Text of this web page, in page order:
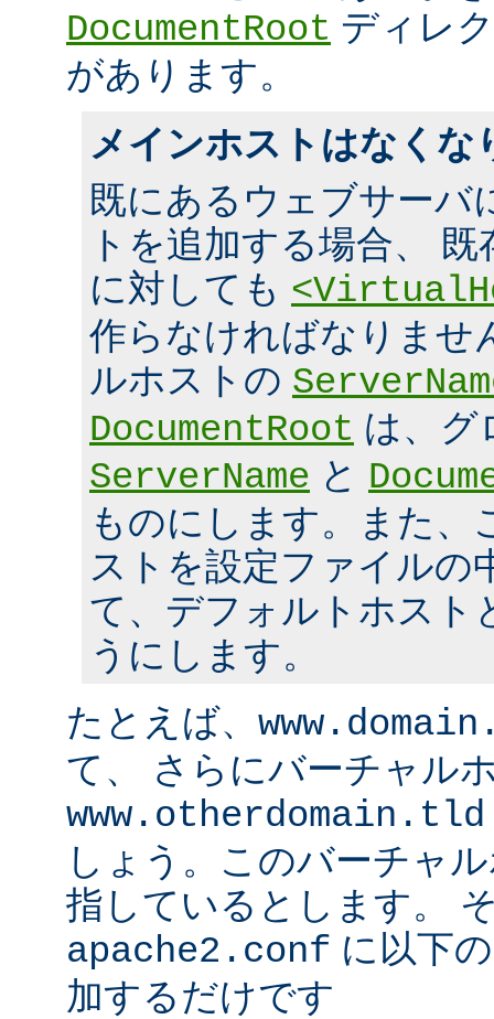
DocumentRoot ディレ
があります。
メインホストはなくな
既にあるウェブサーバ
トを追加する場合、
に対しても
作らなければなりませ
ルホストの
DocumentRoot は、グ
ServerName と
ものにします。また、
ストを設定ファイルの
て、デフォルトホスト
うにします。
たとえば、
て、 さらにバーチャル
www.otherdomain.tld
しょう。このバーチャ
指しているとします。
apache2.conf に以下
加するだけです